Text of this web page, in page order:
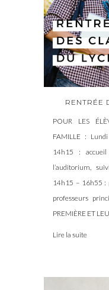
RENTRÉE
POUR LES
FAMILLE :
14h15 :
l’auditorium,
14h15 – 16h55 :
professeurs
PREMIÈRE ET
Lire la suite